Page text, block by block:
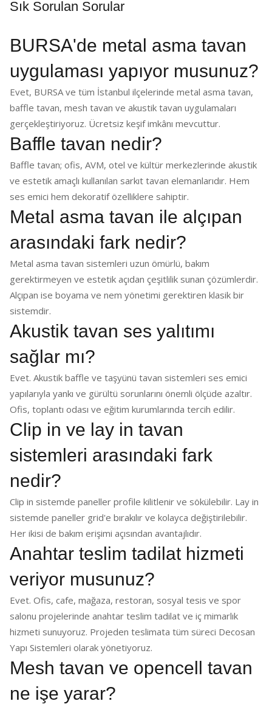
Sık Sorulan Sorular
BURSA'de metal asma tavan
uygulaması yapıyor musunuz?
Evet, BURSA ve tüm İstanbul ilçelerinde metal asma tavan,
baffle tavan, mesh tavan ve akustik tavan uygulamaları
gerçekleştiriyoruz. Ücretsiz keşif imkânı mevcuttur.
Baffle tavan nedir?
Baffle tavan; ofis, AVM, otel ve kültür merkezlerinde akustik
ve estetik amaçlı kullanılan sarkıt tavan elemanlarıdır. Hem
ses emici hem dekoratif özelliklere sahiptir.
Metal asma tavan ile alçıpan
arasındaki fark nedir?
Metal asma tavan sistemleri uzun ömürlü, bakım
gerektirmeyen ve estetik açıdan çeşitlilik sunan çözümlerdir.
Alçıpan ise boyama ve nem yönetimi gerektiren klasik bir
sistemdir.
Akustik tavan ses yalıtımı
sağlar mı?
Evet. Akustik baffle ve taşyünü tavan sistemleri ses emici
yapılarıyla yankı ve gürültü sorunlarını önemli ölçüde azaltır.
Ofis, toplantı odası ve eğitim kurumlarında tercih edilir.
Clip in ve lay in tavan
sistemleri arasındaki fark
nedir?
Clip in sistemde paneller profile kilitlenir ve sökülebilir. Lay in
sistemde paneller grid'e bırakılır ve kolayca değiştirilebilir.
Her ikisi de bakım erişimi açısından avantajlıdır.
Anahtar teslim tadilat hizmeti
veriyor musunuz?
Evet. Ofis, cafe, mağaza, restoran, sosyal tesis ve spor
salonu projelerinde anahtar teslim tadilat ve iç mimarlık
hizmeti sunuyoruz. Projeden teslimata tüm süreci Decosan
Yapı Sistemleri olarak yönetiyoruz.
Mesh tavan ve opencell tavan
ne işe yarar?